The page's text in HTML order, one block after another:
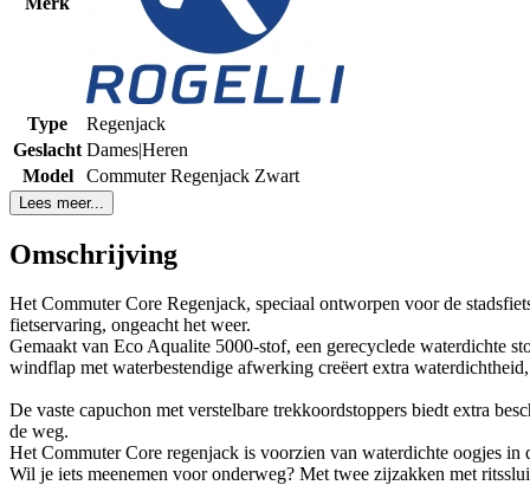
Type
Regenjack
Geslacht Dames|Heren
Model
Commuter Regenjack Zwart
Lees meer...
Omschrijving
Het Commuter Core Regenjack, speciaal ontworpen voor de
fietservaring, ongeacht het weer.
Gemaakt van Eco Aqualite 5000-stof, een gerecyclede waterdichte
windflap met waterbestendige afwerking creëert extra
De vaste capuchon met verstelbare trekkoordstoppers biedt extra
de weg.
Het Commuter Core regenjack is voorzien van waterdichte oogjes
Wil je iets meenemen voor onderweg? Met twee zijzakken met